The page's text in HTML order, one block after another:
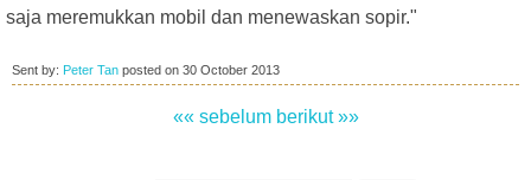
saja meremukkan mobil dan menewaskan sopir."
Sent by: Peter Tan posted on 30 October 2013
«« sebelum berikut »»